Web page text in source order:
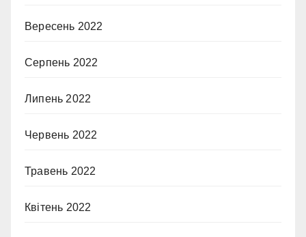
Вересень 2022
Серпень 2022
Липень 2022
Червень 2022
Травень 2022
Квітень 2022